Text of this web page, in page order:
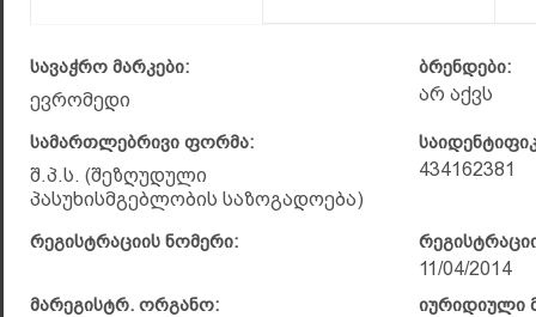
სავაჭრო მარკები:
ევრომედი
ბრენდები:
არ აქვს
სამართლებრივი ფორმა:
შ.პ.ს. (შეზღუდული
პასუხისმგებლობის საზოგადოება)
434162381
რეგისტრაციის ნომერი:
11/04/2014
მარეგისტრ. ორგანო: იურიდიული